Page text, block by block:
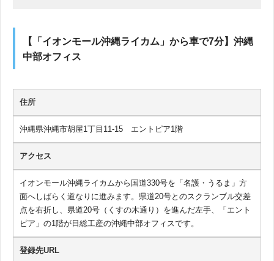
【「イオンモール沖縄ライカム」から車で7分】沖縄
中部オフィス
住所
沖縄県沖縄市胡屋1丁目11-15 エントピア1階
アクセス
イオンモール沖縄ライカムから国道330号を「名護・うるま」方
面へしばらく道なりに進みます。県道20号とのスクランブル交差
点を右折し、県道20号（くすの木通り）を進んだ左手、「エント
ピア」の1階が日総工産の沖縄中部オフィスです。
登録先URL